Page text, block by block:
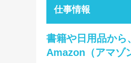
仕事情報
書籍や日用品から
Amazon（アマゾ